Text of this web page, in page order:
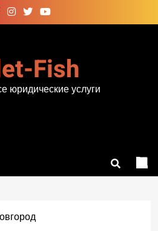
Fish
юридические услуги